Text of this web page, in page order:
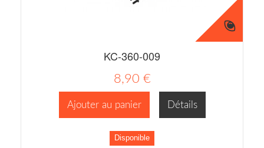
KC-360-009
8,90 €
Ajouter au panier Détails
Disponible